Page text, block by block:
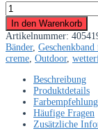
Tüll
100
mm
creme
–
50
Rolle
Menge
In den Warenkorb
Artikelnummer:
Bänder,
creme, Outdoor,
Beschreibung
Produktdetails
Häufige Fragen
Zusätzliche